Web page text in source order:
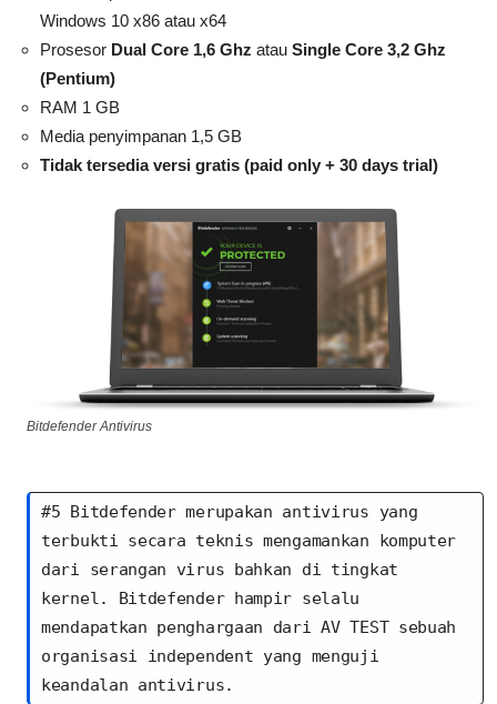
Windows 10 x86 atau x64
Prosesor Dual Core 1,6 Ghz atau Single Core 3,2 Ghz
(Pentium)
RAM 1 GB
Media penyimpanan 1,5 GB
Tidak tersedia versi gratis (paid only + 30 days trial)
Bitdefender Antivirus
#5 Bitdefender merupakan antivirus yang
terbukti secara teknis mengamankan komputer
dari serangan virus bahkan di tingkat
kernel. Bitdefender hampir selalu
mendapatkan penghargaan dari AV TEST sebuah
organisasi independent yang menguji
keandalan antivirus.